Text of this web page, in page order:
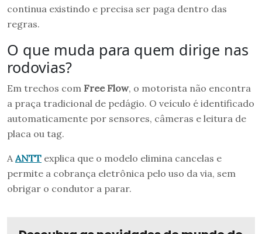
continua existindo e precisa ser paga dentro das
regras.
O que muda para quem dirige nas
rodovias?
Em trechos com Free Flow, o motorista não encontra
a praça tradicional de pedágio. O veículo é identificado
automaticamente por sensores, câmeras e leitura de
placa ou tag.
A ANTT explica que o modelo elimina cancelas e
permite a cobrança eletrônica pelo uso da via, sem
obrigar o condutor a parar.